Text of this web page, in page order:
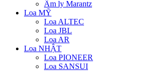
Âm ly Marantz
Loa MỸ
Loa ALTEC
Loa JBL
Loa AR
Loa NHẬT
Loa PIONEER
Loa SANSUI